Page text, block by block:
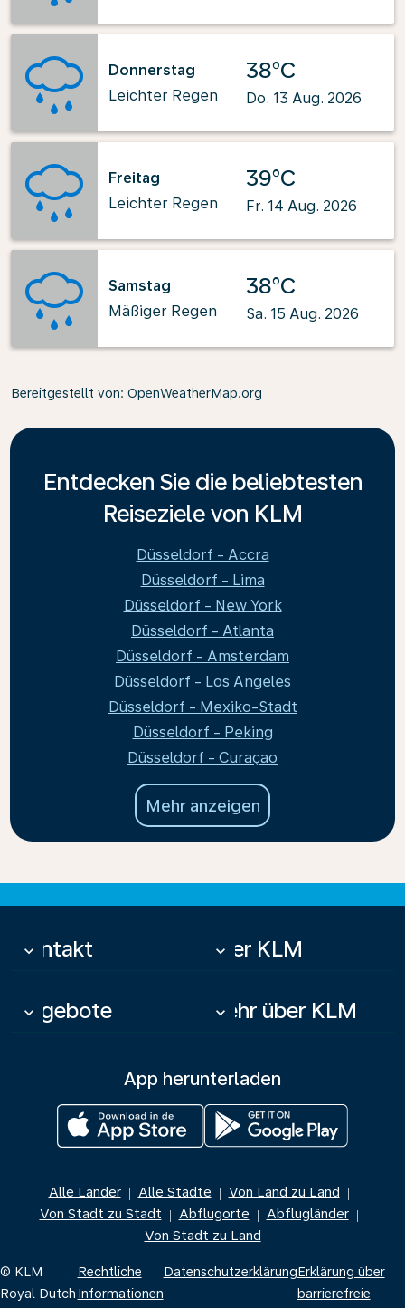
Donnerstag
Leichter Regen
38°C
Do. 13 Aug. 2026
Freitag
Leichter Regen
39°C
Fr. 14 Aug. 2026
Samstag
Mäßiger Regen
38°C
Sa. 15 Aug. 2026
Bereitgestellt von: OpenWeatherMap.org
Entdecken Sie die beliebtesten
Reiseziele von KLM
Düsseldorf - Accra
Düsseldorf - Lima
Düsseldorf - New York
Düsseldorf - Atlanta
Düsseldorf - Amsterdam
Düsseldorf - Los Angeles
Düsseldorf - Mexiko-Stadt
Düsseldorf - Peking
Düsseldorf - Curaçao
Mehr anzeigen
Kontakt
keyboard_arrow_down Über KLM
keyboard_arrow_down
Angebote
keyboard_arrow_down Mehr über KLM
keyboard_arrow_down
App herunterladen
Alle Länder | Alle Städte | Von Land zu Land |
Von Stadt zu Stadt | Abflugorte | Abflugländer |
Von Stadt zu Land
© KLM
Royal Dutch
Rechtliche
Informationen
DatenschutzerklärungErklärung über
barrierefreie